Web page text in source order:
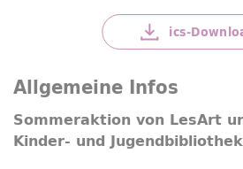
ics-
Allgemeine Infos
Sommeraktion von LesArt
Kinder- und